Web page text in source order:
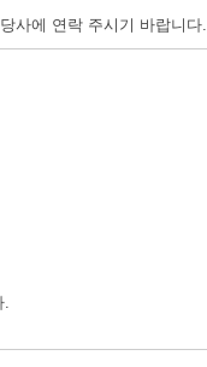
사에 연락 주시기 바랍니다.
.